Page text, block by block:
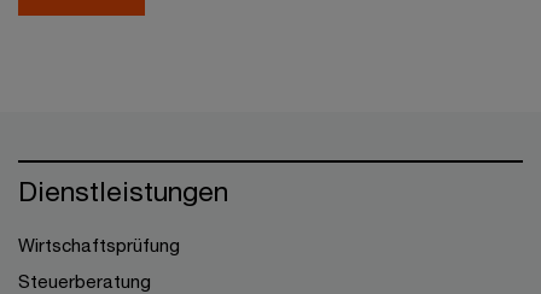
Dienstleistungen
Wirtschaftsprüfung
Steuerberatung